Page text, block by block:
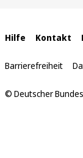
Interne
Links
Hilfe Kontakt
Barrierefreiheit
© Deutscher